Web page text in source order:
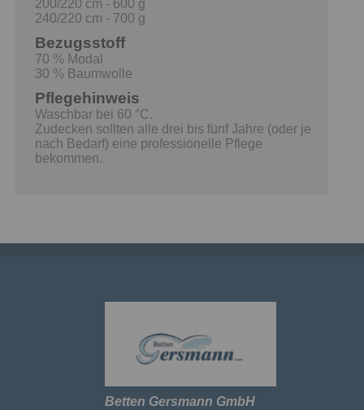
200/220 cm - 600 g
240/220 cm - 700 g
Bezugsstoff
70 % Modal
30 % Baumwolle
Pflegehinweis
Waschbar bei 60 °C.
Zudecken sollten alle drei bis fünf Jahre (oder je
nach Bedarf) eine professionelle Pflege
bekommen.
Betten Gersmann GmbH